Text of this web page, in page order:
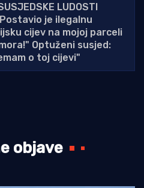
LUDOSTI
je ilegalnu
cijev na mojoj parceli
Optuženi susjed:
o toj cijevi"
objave